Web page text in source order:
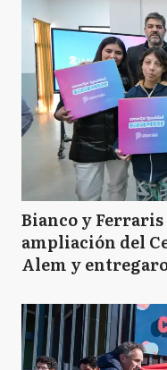
Bianco y
ampliación del
Alem y